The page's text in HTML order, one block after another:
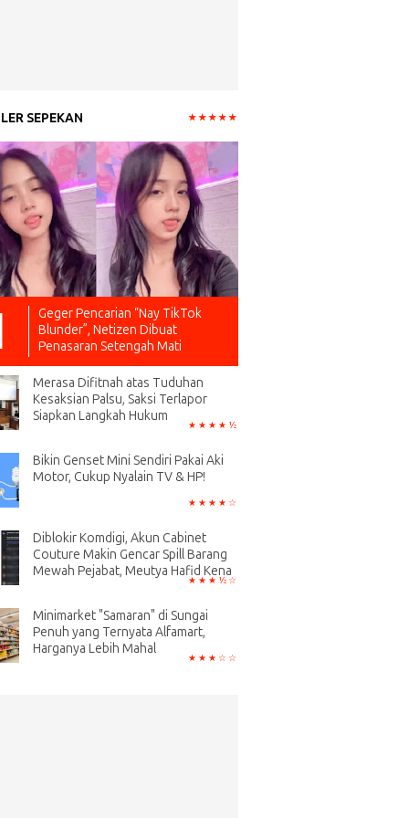
SEPEKAN
Geger Pencarian “Nay TikTok
Blunder”, Netizen Dibuat
Penasaran Setengah Mati
Merasa Difitnah atas Tuduhan
Kesaksian Palsu, Saksi Terlapor
Siapkan Langkah Hukum
Bikin Genset Mini Sendiri Pakai Aki
Motor, Cukup Nyalain TV & HP!
Diblokir Komdigi, Akun Cabinet
Couture Makin Gencar Spill Barang
Mewah Pejabat, Meutya Hafid Kena
Minimarket "Samaran" di Sungai
Penuh yang Ternyata Alfamart,
Harganya Lebih Mahal